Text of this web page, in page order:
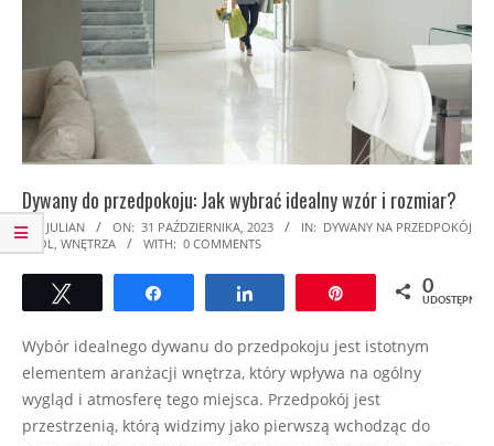
Dywany do przedpokoju: Jak wybrać idealny wzór i rozmiar?
2023-
10-
31
BY: JULIAN ON: 31 PAŹDZIERNIKA, 2023 IN: DYWANY NA PRZEDPOKÓJ
I HOL
WNĘTRZA WITH: 0 COMMENTS
Udostępnij Udostępnij Przypnij 0
UDOSTĘPNIEŃ
Wybór idealnego dywanu do przedpokoju jest istotnym
elementem aranżacji wnętrza, który wpływa na ogólny
wygląd i atmosferę tego miejsca. Przedpokój jest
przestrzenią, którą widzimy jako pierwszą wchodząc do